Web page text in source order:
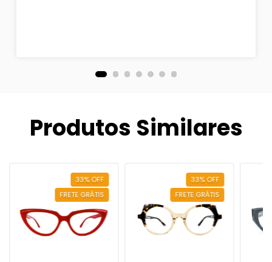
Produtos Similares
33%OFF
FRETE GRÁTIS
33%OFF
FRETE GRÁTIS